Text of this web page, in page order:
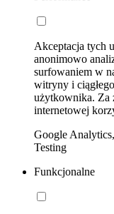
Akceptacja tych
anonimowo
surfowaniem w
witryny i
użytkownika. Za
internetowej
Google
Testing
Funkcjonalne